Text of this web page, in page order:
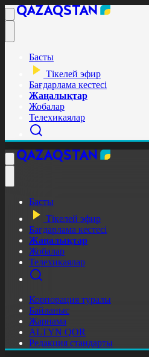
Басты
Тікелей эфир
Бағдарлама кестесі
Жаңалықтар
Жобалар
Телехикаялар
Басты
Тікелей эфир
Бағдарлама кестесі
Жаңалықтар
Жобалар
Телехикаялар
Корпорация туралы
Байланыс
Жарнама
ALTYN QOR
Редакция стандарты